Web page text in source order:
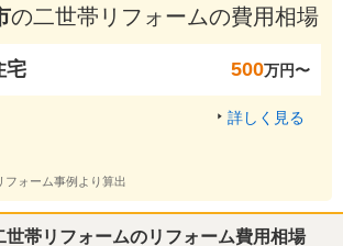
の二世帯リフォームの費用相場
宅 500万円〜
詳しく見る
ォーム事例より算出
世帯リフォームのリフォーム費用相場